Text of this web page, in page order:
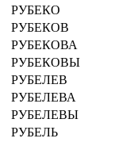
РУБЕКО
РУБЕКОВ
РУБЕКОВА
РУБЕКОВЫ
РУБЕЛЕВ
РУБЕЛЕВА
РУБЕЛЕВЫ
РУБЕЛЬ